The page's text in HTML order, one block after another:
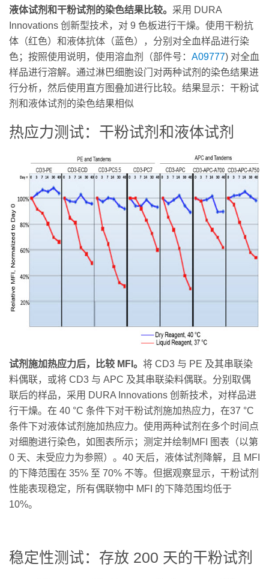
液体试剂和干粉试剂的染色结果比较。 采用 DURA
Innovations 创新型技术，对 9 色板进行干燥。使用干粉抗
体（红色）和液体抗体（蓝色），分别对全血样品进行染
色；按照使用说明，使用溶血剂（部件号： A09777) 对全血
样品进行溶解。通过淋巴细胞设门对两种试剂的染色结果进
行分析，然后使用直方图叠加进行比较。结果显示：干粉试
剂和液体试剂的染色结果相似
热应力测试：干粉试剂和液体试剂
试剂施加热应力后，比较 MFI。 将 CD3 与 PE 及其串联染
料偶联，或将 CD3 与 APC 及其串联染料偶联。分别取偶
联后的样品，采用 DURA Innovations 创新技术，对样品进
行干燥。在 40 °C 条件下对干粉试剂施加热应力，在37 °C
条件下对液体试剂施加热应力。使用两种试剂在多个时间点
对细胞进行染色，如图表所示；测定并绘制MFI 图表（以第
0 天、未受应力为参照）。40 天后，液体试剂降解，且 MFI
的下降范围在 35% 至 70% 不等。但据观察显示，干粉试剂
性能表现稳定，所有偶联物中 MFI 的下降范围均低于
10%。
稳定性测试：存放 200 天的干粉试剂